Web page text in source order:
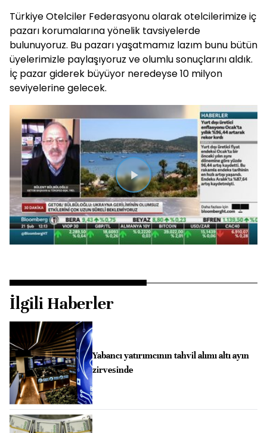
Türkiye Otelciler Federasyonu olarak otelcilerimize iç
pazarı korumalarına yönelik tavsiyelerde
bulunuyoruz. Bu pazarı yaşatmamız lazım bunu bütün
üyelerimizle paylaşıyoruz ve olumlu sonuçlarını aldık.
İç pazar giderek büyüyor neredeyse 10 milyon
seviyelerine gelecek.
Videoyu
Oynat
İlgili Haberler
Yabancı yatırımcının tahvil alımı altı ayın
zirvesinde